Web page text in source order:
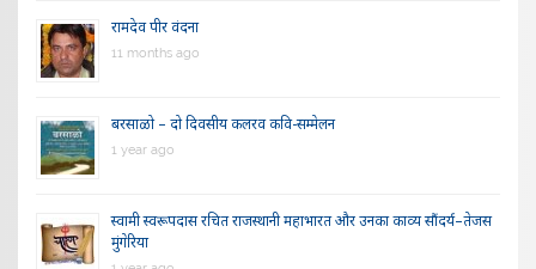
रामदेव पीर वंदना
11 months ago
बरसाळो – दो दिवसीय कलरव कवि-सम्मेलन
1 year ago
स्वामी स्वरूपदास रचित राजस्थानी महाभारत और उनका काव्य सौंदर्य–तेजस
मुंगेरिया